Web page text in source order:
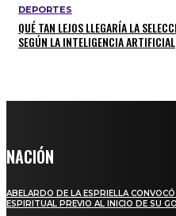
DEPORTES
QUÉ TAN LEJOS LLEGARÍA LA
SEGÚN LA INTELIGENCIA ARTIFICIAL
NACIÓN
ABELARDO DE LA ESPRIELLA
ESPIRITUAL PREVIO AL INICIO DE SU